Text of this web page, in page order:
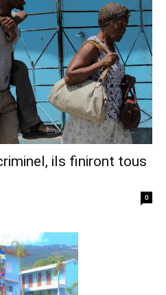
ils finiront tous
0